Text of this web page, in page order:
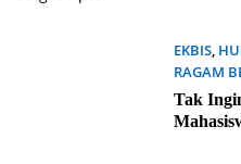
EKBIS,
RAGAM
5
Tak Ingin